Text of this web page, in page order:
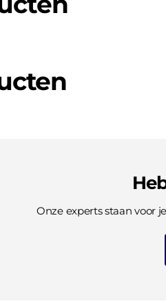
Onze experts staan voor